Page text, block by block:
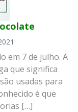
em 7 de julho. A
que significa
usadas para
é que
[…]